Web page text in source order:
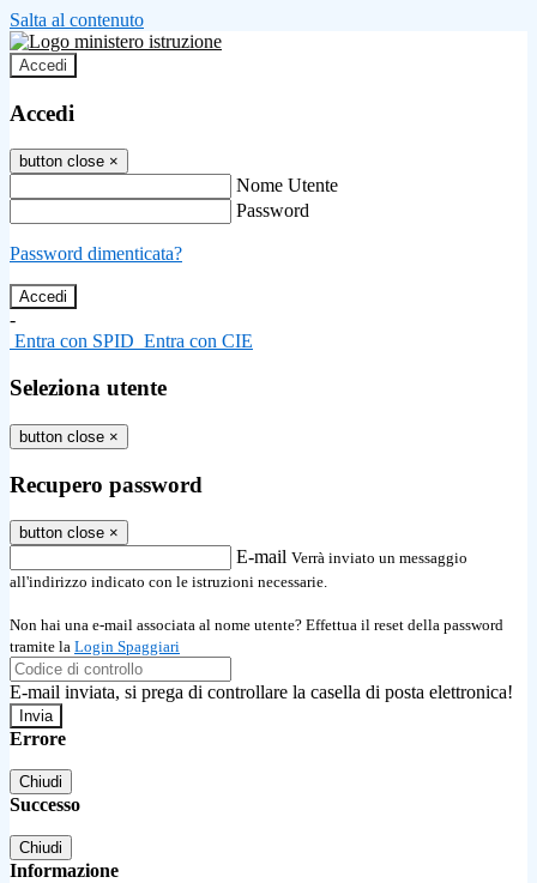
Salta al contenuto
Accedi
Accedi
button close ×
Nome Utente
Password
Password dimenticata?
-
Entra con SPID Entra con CIE
Seleziona utente
button close ×
Recupero password
button close ×
E-mail Verrà inviato un messaggio
all'indirizzo indicato con le istruzioni necessarie.
Non hai una e-mail associata al nome utente? Effettua il reset della password
tramite la Login Spaggiari
E-mail inviata, si prega di controllare la casella di posta elettronica!
Errore
Chiudi
Successo
Chiudi
Informazione